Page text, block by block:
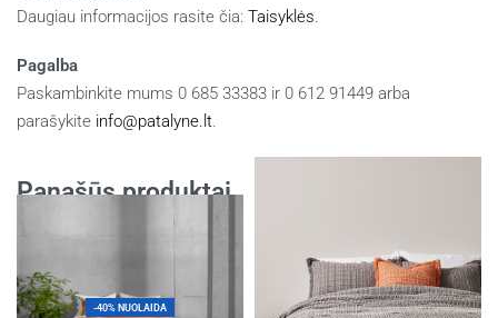
Daugiau informacijos rasite čia: Taisyklės.
Pagalba
Paskambinkite mums 0 685 33383 ir 0 612 91449 arba
parašykite info@patalyne.lt
Panašūs produktai
-40% NUOLAIDA